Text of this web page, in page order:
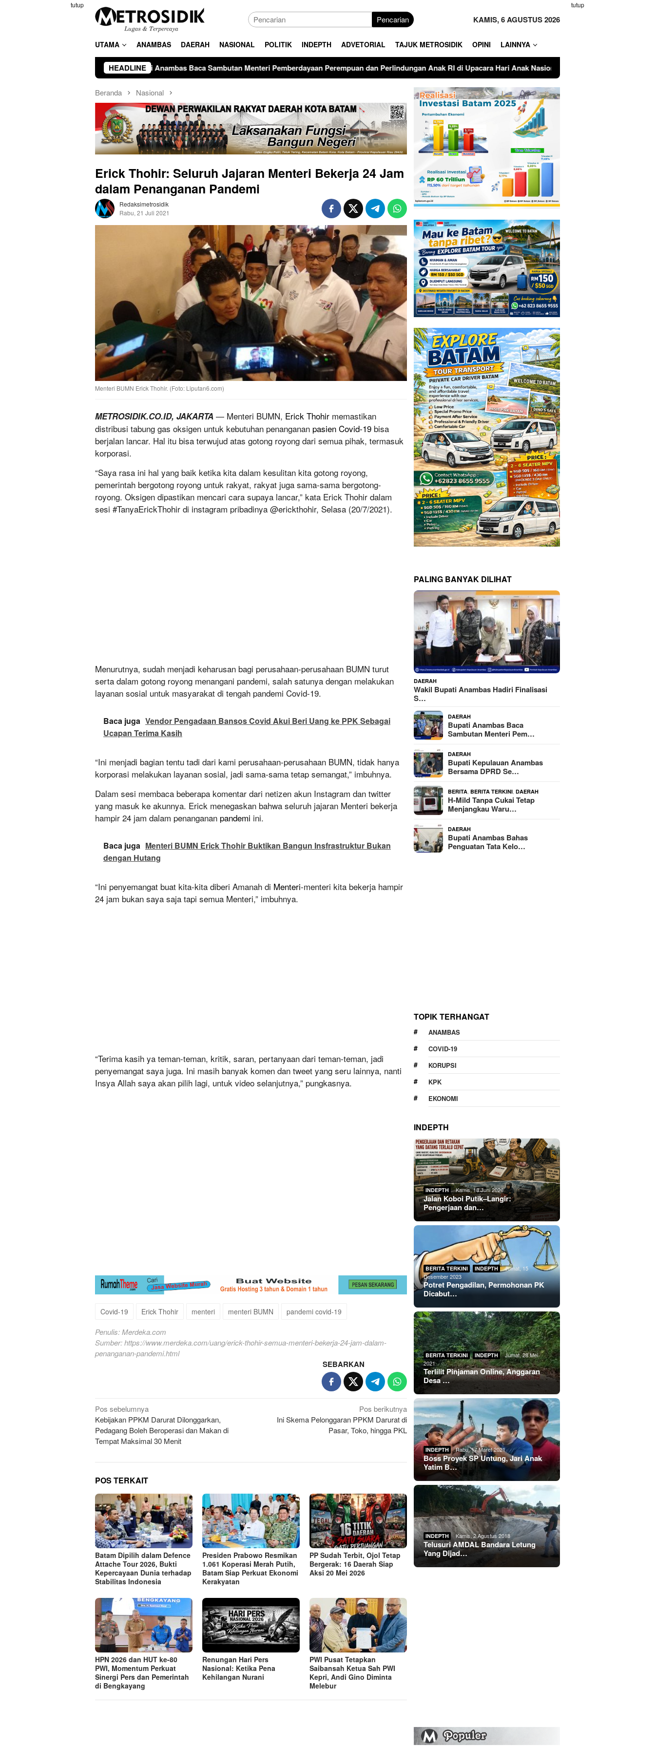
tutup tutup
Pencarian KAMIS, 6 AGUSTUS 2026
UTAMA ANAMBAS DAERAH NASIONAL POLITIK INDEPTH ADVETORIAL TAJUK METROSIDIK OPINI LAINNYA
HEADLINE
Bupati Anambas Baca Sambutan Menteri Pemberdayaan Perempuan dan Perlindungan Anak RI di Upacara Hari Anak Nasional ke-42 Tahun 2026
Beranda Nasional
Erick Thohir: Seluruh Jajaran Menteri Bekerja 24 Jam
dalam Penanganan Pandemi
Redaksimetrosidik
Rabu, 21 Juli 2021
Menteri BUMN Erick Thohir. (Foto: Liputan6.com)
METROSIDIK.CO.ID, JAKARTA — Menteri BUMN, Erick Thohir memastikan
distribusi tabung gas oksigen untuk kebutuhan penanganan pasien Covid-19 bisa
berjalan lancar. Hal itu bisa terwujud atas gotong royong dari semua pihak, termasuk
korporasi.
“Saya rasa ini hal yang baik ketika kita dalam kesulitan kita gotong royong,
pemerintah bergotong royong untuk rakyat, rakyat juga sama-sama bergotong-
royong. Oksigen dipastikan mencari cara supaya lancar,” kata Erick Thohir dalam
sesi #TanyaErickThohir di instagram pribadinya @erickthohir, Selasa (20/7/2021).
Menurutnya, sudah menjadi keharusan bagi perusahaan-perusahaan BUMN turut
serta dalam gotong royong menangani pandemi, salah satunya dengan melakukan
layanan sosial untuk masyarakat di tengah pandemi Covid-19.
Baca juga Vendor Pengadaan Bansos Covid Akui Beri Uang ke PPK Sebagai
Ucapan Terima Kasih
“Ini menjadi bagian tentu tadi dari kami perusahaan-perusahaan BUMN, tidak hanya
korporasi melakukan layanan sosial, jadi sama-sama tetap semangat,” imbuhnya.
Dalam sesi membaca beberapa komentar dari netizen akun Instagram dan twitter
yang masuk ke akunnya. Erick menegaskan bahwa seluruh jajaran Menteri bekerja
hampir 24 jam dalam penanganan pandemi ini.
Baca juga Menteri BUMN Erick Thohir Buktikan Bangun Insfrastruktur Bukan
dengan Hutang
“Ini penyemangat buat kita-kita diberi Amanah di Menteri-menteri kita bekerja hampir
24 jam bukan saya saja tapi semua Menteri,” imbuhnya.
“Terima kasih ya teman-teman, kritik, saran, pertanyaan dari teman-teman, jadi
penyemangat saya juga. Ini masih banyak komen dan tweet yang seru lainnya, nanti
Insya Allah saya akan pilih lagi, untuk video selanjutnya,” pungkasnya.
Covid-19 Erick Thohir menteri menteri BUMN pandemi covid-19
Penulis: Merdeka.com
Sumber:https://www.merdeka.com/uang/erick-thohir-semua-menteri-bekerja-24-jam-dalam-
penanganan-pandemi.html
SEBARKAN
Navigasi
pos
Pos sebelumnya
Kebijakan PPKM Darurat Dilonggarkan,
Pedagang Boleh Beroperasi dan Makan di
Tempat Maksimal 30 Menit
Pos berikutnya
Ini Skema Pelonggaran PPKM Darurat di
Pasar, Toko, hingga PKL
POS TERKAIT
Batam Dipilih dalam Defence
Attache Tour 2026, Bukti
Kepercayaan Dunia terhadap
Stabilitas Indonesia
Presiden Prabowo Resmikan
1.061 Koperasi Merah Putih,
Batam Siap Perkuat Ekonomi
Kerakyatan
PP Sudah Terbit, Ojol Tetap
Bergerak: 16 Daerah Siap
Aksi 20 Mei 2026
HPN 2026 dan HUT ke-80
PWI, Momentum Perkuat
Sinergi Pers dan Pemerintah
di Bengkayang
Renungan Hari Pers
Nasional: Ketika Pena
Kehilangan Nurani
PWI Pusat Tetapkan
Saibansah Ketua Sah PWI
Kepri, Andi Gino Diminta
Melebur
PALING BANYAK DILIHAT
DAERAH
Wakil Bupati Anambas Hadiri Finalisasi
S…
DAERAH
Bupati Anambas Baca
Sambutan Menteri Pem…
DAERAH
Bupati Kepulauan Anambas
Bersama DPRD Se…
BERITA ,BERITA TERKINI ,DAERAH
H-Mild Tanpa Cukai Tetap
Menjangkau Waru…
DAERAH
Bupati Anambas Bahas
Penguatan Tata Kelo…
TOPIK TERHANGAT
ANAMBAS
COVID-19
KORUPSI
KPK
EKONOMI
INDEPTH
INDEPTH Kamis, 18 Juni 2026
Jalan Koboi Putik–Langir:
Pengerjaan dan…
BERITA TERKINI , INDEPTH
Jumat, 15
Desember 2023
Potret Pengadilan, Permohonan PK
Dicabut…
BERITA TERKINI , INDEPTH
Jumat, 28 Mei
2021
Terlilit Pinjaman Online, Anggaran
Desa …
INDEPTH Rabu, 17 Maret 2021
Boss Proyek SP Untung, Jari Anak
Yatim B…
INDEPTH Kamis, 2 Agustus 2018
Telusuri AMDAL Bandara Letung
Yang Dijad…